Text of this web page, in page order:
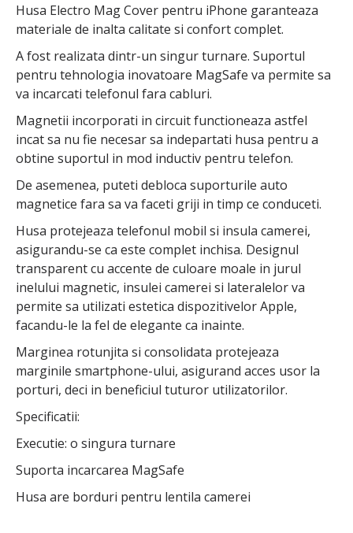
Husa Electro Mag Cover pentru iPhone garanteaza
materiale de inalta calitate si confort complet.
A fost realizata dintr-un singur turnare. Suportul
pentru tehnologia inovatoare MagSafe va permite sa
va incarcati telefonul fara cabluri.
Magnetii incorporati in circuit functioneaza astfel
incat sa nu fie necesar sa indepartati husa pentru a
obtine suportul in mod inductiv pentru telefon.
De asemenea, puteti debloca suporturile auto
magnetice fara sa va faceti griji in timp ce conduceti.
Husa protejeaza telefonul mobil si insula camerei,
asigurandu-se ca este complet inchisa. Designul
transparent cu accente de culoare moale in jurul
inelului magnetic, insulei camerei si lateralelor va
permite sa utilizati estetica dispozitivelor Apple,
facandu-le la fel de elegante ca inainte.
Marginea rotunjita si consolidata protejeaza
marginile smartphone-ului, asigurand acces usor la
porturi, deci in beneficiul tuturor utilizatorilor.
Specificatii:
Executie: o singura turnare
Suporta incarcarea MagSafe
Husa are borduri pentru lentila camerei